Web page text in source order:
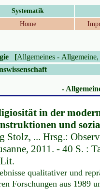
Systematik
Home
[Allgemeines - Allgemeine,
-
in der
und
Stolz, ... Hrsg.:
2011. - 40 S. :
qualitativer und
Forschungen aus 1989